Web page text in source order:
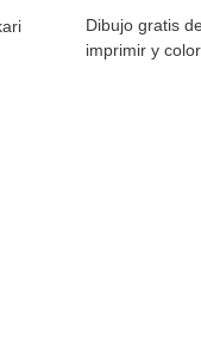
Dibujo gratis
imprimir y